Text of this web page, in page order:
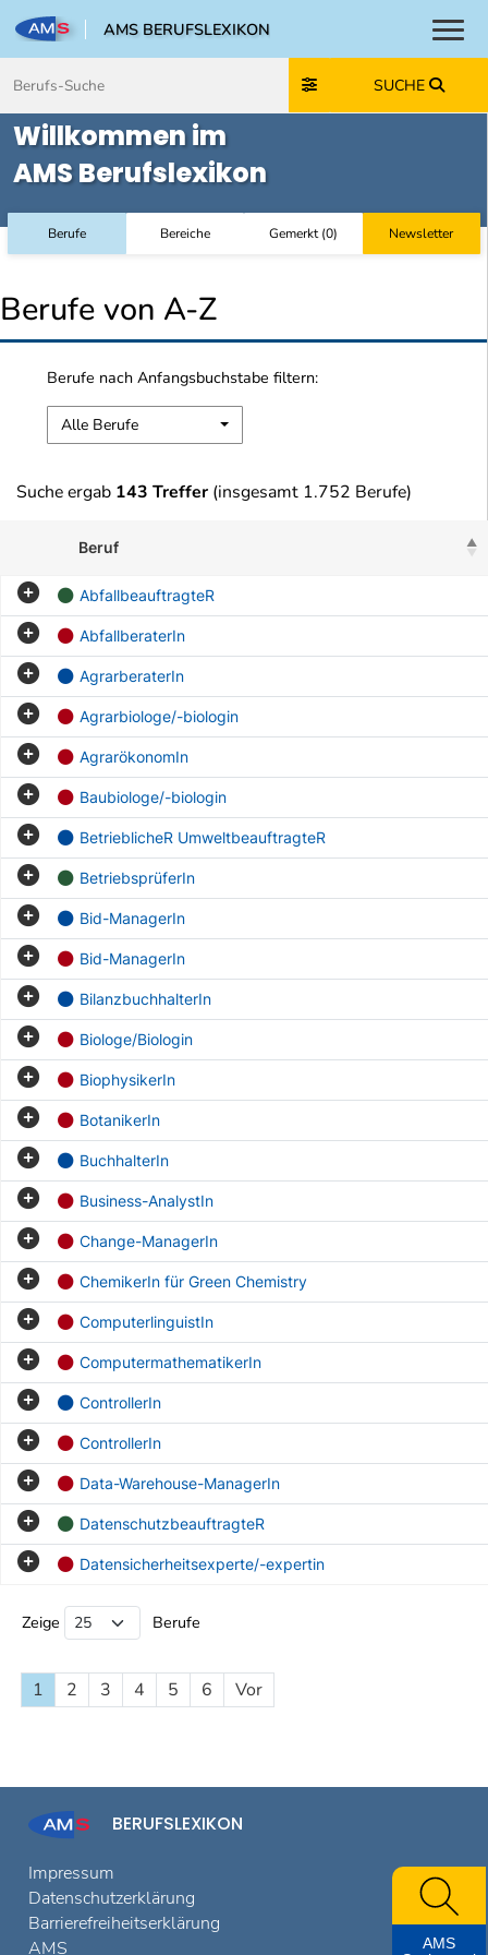
AMS BERUFSLEXIKON
SUCHE
Willkommen im
AMS Berufslexikon
Berufe Bereiche Gemerkt(0) Newsletter
Berufe von A-Z
Berufe nach Anfangsbuchstabe filtern:
Alle Berufe
Suche ergab 143 Treffer (insgesamt 1.752 Berufe)
Beruf
AbfallbeauftragteR
AbfallberaterIn
AgrarberaterIn
Agrarbiologe/-biologin
AgrarökonomIn
Baubiologe/-biologin
BetrieblicheR UmweltbeauftragteR
BetriebsprüferIn
Bid-ManagerIn
Bid-ManagerIn
BilanzbuchhalterIn
Biologe/Biologin
BiophysikerIn
BotanikerIn
BuchhalterIn
Business-AnalystIn
Change-ManagerIn
ChemikerIn für Green Chemistry
ComputerlinguistIn
ComputermathematikerIn
ControllerIn
ControllerIn
Data-Warehouse-ManagerIn
DatenschutzbeauftragteR
Datensicherheitsexperte/-expertin
Zeige Berufe
1 2 3 4 5 6 Vor
BERUFSLEXIKON
Impressum
Datenschutzerklärung
Barrierefreiheitserklärung
AMS
AMS